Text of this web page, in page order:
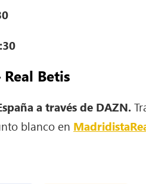
Betis
a través de DAZN.
blanco en